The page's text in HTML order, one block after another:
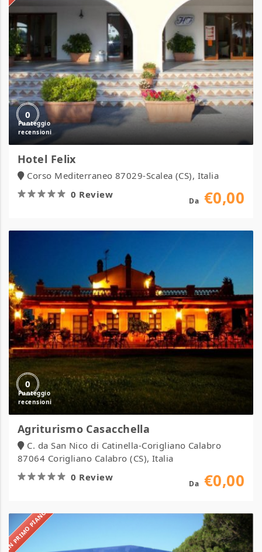
0
Hotel Felix
Corso Mediterraneo 87029-Scalea (CS), Italia
0 Review
Da €0,00
0
Casacchella
Agriturismo Casacchella
C. da San Nico di Catinella-Corigliano Calabro
87064 Corigliano Calabro (CS), Italia
0 Review
Da €0,00
IN PRIMO PIANO
Fenice